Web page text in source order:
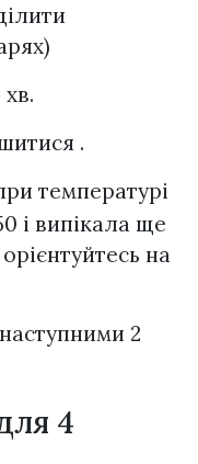
.
температурі
і випікала ще
на
2
4